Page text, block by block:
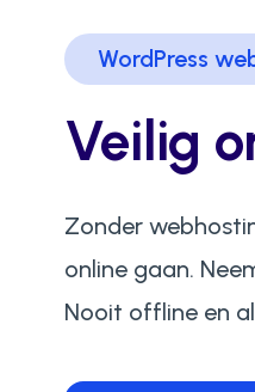
WordPress
Veilig
Zonder
online gaan.
Nooit offline en